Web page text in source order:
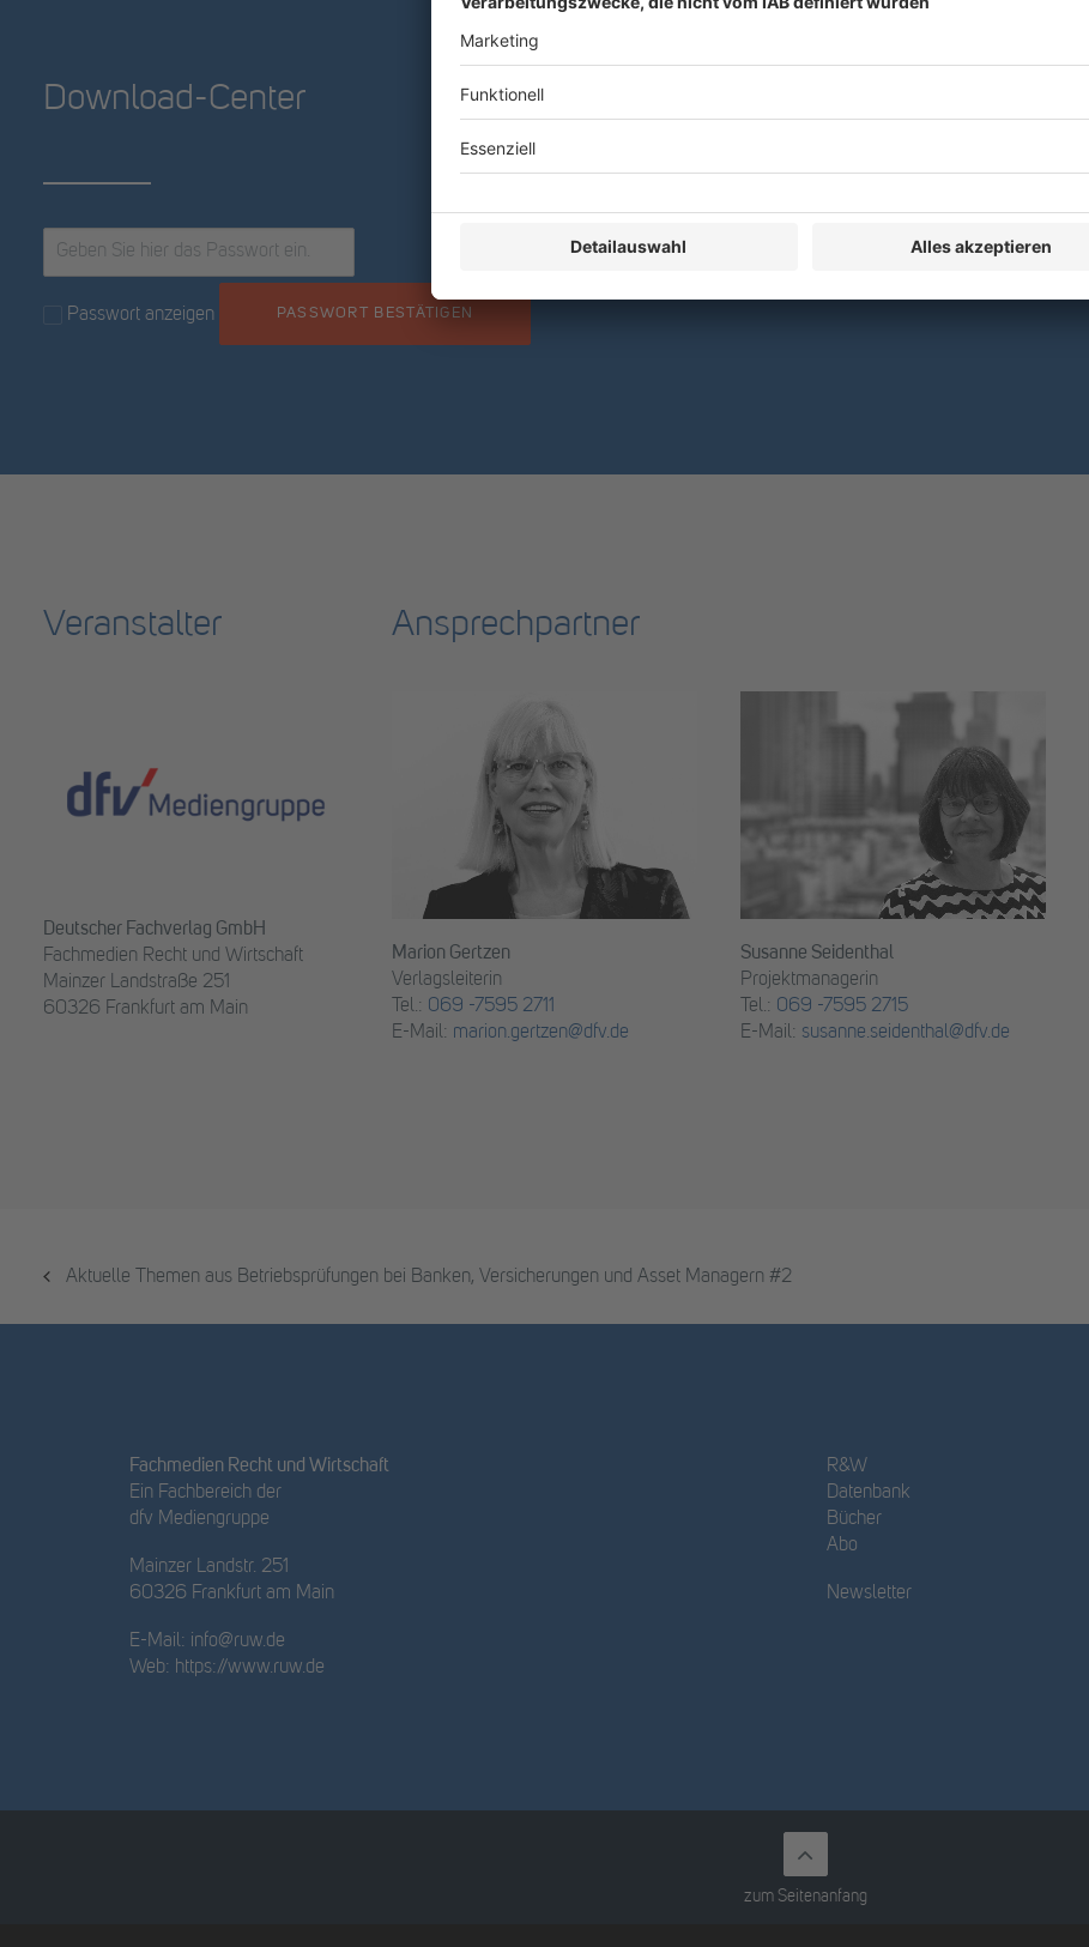
Download-Center
Passwort anzeigen PASSWORT BESTÄTIGEN
Veranstalter
Deutscher Fachverlag GmbH
Fachmedien Recht und Wirtschaft
Mainzer Landstraße 251
60326 Frankfurt am Main
Ansprechpartner
Marion Gertzen
Verlagsleiterin
Tel.: 069 -7595 2711
E-Mail: marion.gertzen@dfv.de
Susanne Seidenthal
Projektmanagerin
Tel.: 069 -7595 2715
E-Mail: susanne.seidenthal@dfv.de
Aktuelle Themen aus Betriebsprüfungen bei Banken, Versicherungen und Asset Managern #2
Fachmedien Recht und Wirtschaft
Ein Fachbereich der
dfv Mediengruppe
Mainzer Landstr. 251
60326 Frankfurt am Main
E-Mail: info@ruw.de
Web: https://www.ruw.de
R&W
Datenbank
Bücher
Abo
Newsletter
zum Seitenanfang